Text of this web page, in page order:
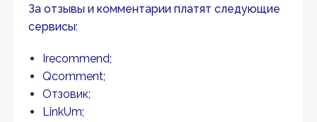
За отзывы и комментарии платят следующие
сервисы:
Irecommend;
Qcomment;
Отзовик;
LinkUm;